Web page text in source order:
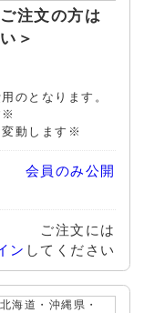
注文の方は
＞
のとなります。
※
動します※
会員のみ公開
ご注文には
ン してください
海道・沖縄県・